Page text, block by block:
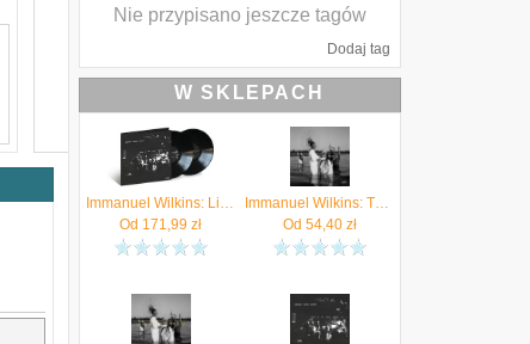
Nie przypisano jeszcze tagów
Dodaj tag
W SKLEPACH
Immanuel Wilkins: Live At The Village Vanguard Vol. 1 (2xWinyl)
Od 171,99 zł
Immanuel Wilkins: The 7th Hand [CD]
Od 54,40zł